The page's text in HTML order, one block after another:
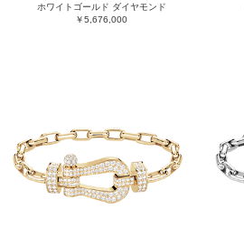
ホワイトゴールド ダイヤモンド
￥5,676,000